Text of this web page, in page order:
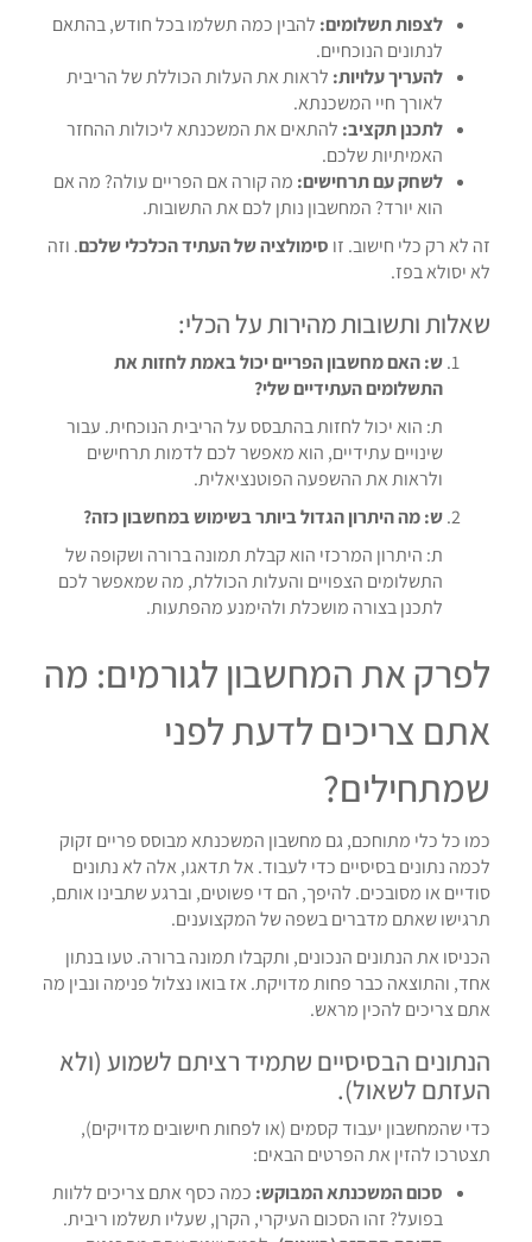
לצפות תשלומים: להבין כמה תשלמו בכל חודש, בהתאם
לנתונים הנוכחיים.
להעריך עלויות: לראות את העלות הכוללת של הריבית
לאורך חיי המשכנתא.
לתכנן תקציב: להתאים את המשכנתא ליכולות ההחזר
האמיתיות שלכם.
לשחק עם תרחישים: מה קורה אם הפריים עולה? מה אם
הוא יורד? המחשבון נותן לכם את התשובות.
זה לא רק כלי חישוב. זו סימולציה של העתיד הכלכלי שלכם. וזה
לא יסולא בפז.
שאלות ותשובות מהירות על הכלי:
ש: האם מחשבון הפריים יכול באמת לחזות את
התשלומים העתידיים שלי?
ת: הוא יכול לחזות בהתבסס על הריבית הנוכחית. עבור
שינויים עתידיים, הוא מאפשר לכם לדמות תרחישים
ולראות את ההשפעה הפוטנציאלית.
ש: מה היתרון הגדול ביותר בשימוש במחשבון כזה?
ת: היתרון המרכזי הוא קבלת תמונה ברורה ושקופה של
התשלומים הצפויים והעלות הכוללת, מה שמאפשר לכם
לתכנן בצורה מושכלת ולהימנע מהפתעות.
לפרק את המחשבון לגורמים: מה
אתם צריכים לדעת לפני
שמתחילים?
כמו כל כלי מתוחכם, גם מחשבון המשכנתא מבוסס פריים זקוק
לכמה נתונים בסיסיים כדי לעבוד. אל תדאגו, אלה לא נתונים
סודיים או מסובכים. להיפך, הם די פשוטים, וברגע שתבינו אותם,
תרגישו שאתם מדברים בשפה של המקצוענים.
הכניסו את הנתונים הנכונים, ותקבלו תמונה ברורה. טעו בנתון
אחד, והתוצאה כבר פחות מדויקת. אז בואו נצלול פנימה ונבין מה
אתם צריכים להכין מראש.
הנתונים הבסיסיים שתמיד רציתם לשמוע (ולא
העזתם לשאול).
כדי שהמחשבון יעבוד קסמים (או לפחות חישובים מדויקים),
תצטרכו להזין את הפרטים הבאים:
סכום המשכנתא המבוקש: כמה כסף אתם צריכים ללוות
בפועל? זהו הסכום העיקרי, הקרן, שעליו תשלמו ריבית.